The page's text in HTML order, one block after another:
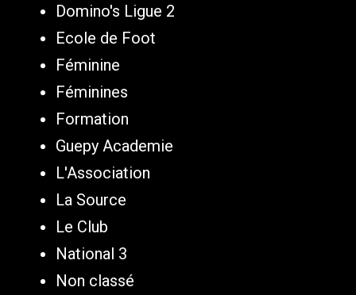
Domino's Ligue 2
Ecole de Foot
Féminine
Féminines
Formation
Guepy Academie
L'Association
La Source
Le Club
National 3
Non classé